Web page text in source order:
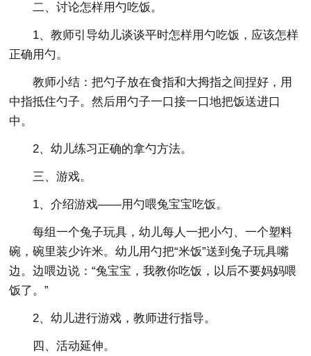
二、讨论怎样用勺吃饭。
1、教师引导幼儿谈谈平时怎样用勺吃饭，应该怎样
正确用勺。
教师小结：把勺子放在食指和大拇指之间捏好，用
中指抵住勺子。然后用勺子一口接一口地把饭送进口
中。
2、幼儿练习正确的拿勺方法。
三、游戏。
1、介绍游戏——用勺喂兔宝宝吃饭。
每组一个兔子玩具，幼儿每人一把小勺、一个塑料
碗，碗里装少许米。幼儿用勺把“米饭”送到兔子玩具嘴
边。边喂边说：“兔宝宝，我教你吃饭，以后不要妈妈喂
饭了。”
2、幼儿进行游戏，教师进行指导。
四、活动延伸。